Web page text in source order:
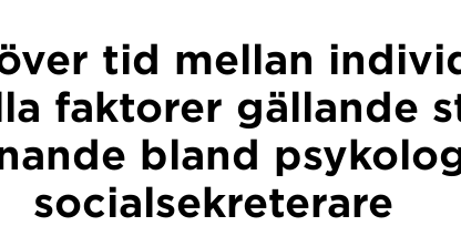
tid mellan
faktorer gällande
bland
socialsekreterare